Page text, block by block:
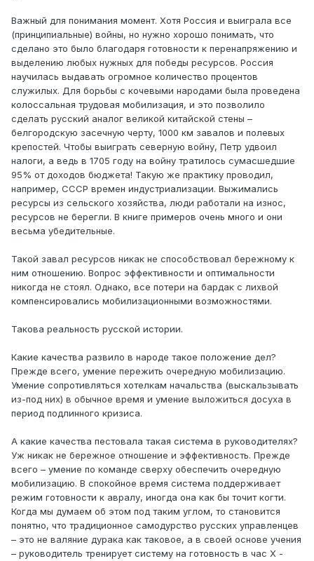
Важный для понимания момент. Хотя Россия и выиграла все
(принципиальные) войны, но нужно хорошо понимать, что
сделано это было благодаря готовности к перенапряжению и
выделению любых нужных для победы ресурсов. Россия
научилась выдавать огромное количество процентов
служилых. Для борьбы с кочевыми народами была проведена
колоссальная трудовая мобилизация, и это позволило
сделать русский аналог великой китайской стены –
белгородскую засечную черту, 1000 км завалов и полевых
крепостей. Чтобы выиграть северную войну, Петр удвоил
налоги, а ведь в 1705 году на войну тратилось сумасшедшие
95% от доходов бюджета! Такую же практику проводил,
например, СССР времен индустриализации. Выжимались
ресурсы из сельского хозяйства, люди работали на износ,
ресурсов не берегли. В книге примеров очень много и они
весьма убедительные.
Такой завал ресурсов никак не способствовал бережному к
ним отношению. Вопрос эффективности и оптимальности
никогда не стоял. Однако, все потери на бардак с лихвой
компенсировались мобилизационными возможностями.
Такова реальность русской истории.
Какие качества развило в народе такое положение дел?
Прежде всего, умение пережить очередную мобилизацию.
Умение сопротивляться хотелкам начальства (выскальзывать
из-под них) в обычное время и умение выложиться досуха в
период подлинного кризиса.
А какие качества пестовала такая система в руководителях?
Уж никак не бережное отношение и эффективность. Прежде
всего – умение по команде сверху обеспечить очередную
мобилизацию. В спокойное время система поддерживает
режим готовности к авралу, иногда она как бы точит когти.
Когда мы думаем об этом под таким углом, то становится
понятно, что традиционное самодурство русских управленцев
– это не валяние дурака как таковое, а в своей основе учения
– руководитель тренирует систему на готовность в час Х -